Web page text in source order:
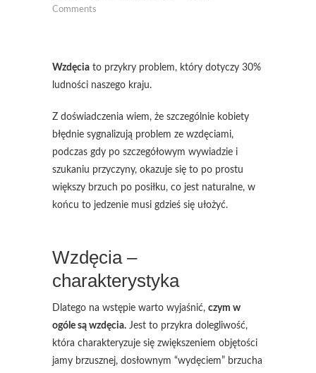
Comments
Wzdęcia to przykry problem, który dotyczy 30%
ludności naszego kraju.
Z doświadczenia wiem, że szczególnie kobiety
błędnie sygnalizują problem ze wzdęciami,
podczas gdy po szczegółowym wywiadzie i
szukaniu przyczyny, okazuje się to po prostu
większy brzuch po posiłku, co jest naturalne, w
końcu to jedzenie musi gdzieś się ułożyć.
Wzdęcia –
charakterystyka
Dlatego na wstępie warto wyjaśnić, czym w
ogóle są wzdęcia. Jest to przykra dolegliwość,
która charakteryzuje się zwiększeniem objętości
jamy brzusznej, dosłownym “wydęciem” brzucha